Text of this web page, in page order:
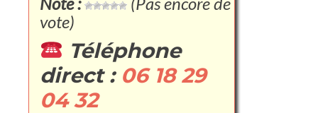
vote)
Téléphone
direct : 06 18 29
04 32